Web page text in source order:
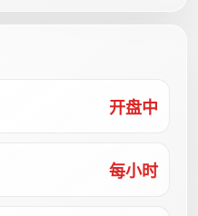
开盘中
每小时